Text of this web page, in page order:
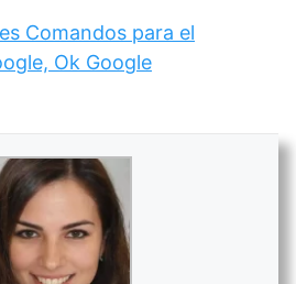
Comandos para el
Ok Google